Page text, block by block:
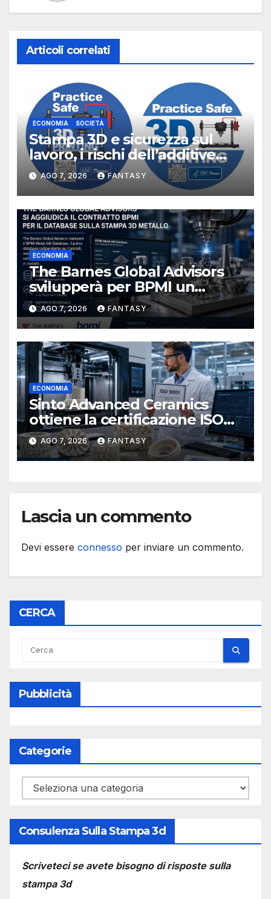
Articoli correlati
ECONOMIA SOCIETÀ
Stampa 3D e sicurezza sul
lavoro, i rischi dell’additive
manufacturing secondo
NIOSH
AGO 7, 2026 FANTASY
ECONOMIA
The Barnes Global Advisors
svilupperà per BPMI un
database per la stampa 3D
metallica destinata alla filiera
navale statunitense
AGO 7, 2026 FANTASY
ECONOMIA
Sinto Advanced Ceramics
ottiene la certificazione ISO
9001 per la stampa 3D di
ceramiche tecniche
AGO 7, 2026 FANTASY
Lascia un commento
Devi essere connesso per inviare un commento.
CERCA
Pubblicità
Categorie
Categorie
Consulenza Sulla Stampa 3d
Scriveteci se avete bisogno di risposte sulla
stampa 3d